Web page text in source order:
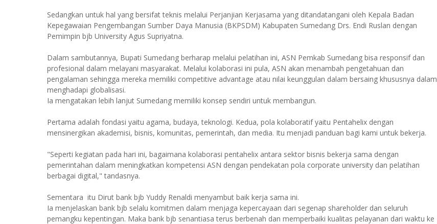
Sedangkan untuk hal yang bersifat teknis melalui Perjanjian Kerjasama yang ditandatangani oleh Kepala Badan
Kepegawaian Pengembangan Sumber Daya Manusia (BKPSDM) Kabupaten Sumedang Drs. Endi Ruslan dengan
Pemimpin bjb University Agus Supriyatna.
Dalam sambutannya, Bupati Sumedang berharap melalui pelatihan ini, ASN Pemkab Sumedang bisa responsif dan
profesional dalam melayani masyarakat. Melalui kolaborasi ini pula, ASN akan menambah pengetahuan dan
pengalaman sehingga mereka memiliki competitive advantage atau nilai keunggulan dalam bersaing khususnya dalam
menghadapi globalisasi.
Ia mengatakan lebih lanjut Sumedang memiliki konsep sendiri untuk membangun.
Pertama adalah fondasi yaitu agama, budaya, teknologi. Kedua, pola kolaboratif yaitu Pentahelix dengan
mensinergikan akademisi, bisnis, komunitas, pemerintah, dan media. Itu menjadi panduan bagi kami untuk bekerja.
"Seperti kegiatan pada hari ini, bagaimana kolaborasi pentahelix antara sektor bisnis bekerja sama dengan
pemerintahan dalam meningkatkan kompetensi ASN dengan pendekatan pola corporate university dan pelatihan
berbagai digital," tandasnya.
Sementara itu Dirut bank bjb Yuddy Renaldi menyambut baik kerja sama ini.
Ia menjelaskan bank bjb selalu komitmen dalam menjaga kepercayaan dari segenap shareholder dan seluruh
pemangku kepentingan. Maka bank bjb senantiasa terus berbenah dan memperbaiki kualitas pelayanan dari waktu ke